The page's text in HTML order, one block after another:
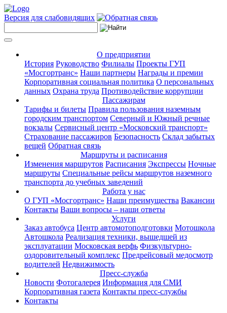
Версия для слабовидящих
О предприятии
История Руководство Филиалы Проекты ГУП
«Мосгортранс» Наши партнеры Награды и премии
Корпоративная социальная политика О персональных
данных Охрана труда Противодействие коррупции
Пассажирам
Тарифы и билеты Правила пользования наземным
городским транспортом Северный и Южный речные
вокзалы Сервисный центр «Московский транспорт»
Страхование пассажиров Безопасность Склад забытых
вещей Обратная связь
Маршруты и расписания
Изменения маршрутов Расписания Экспрессы Ночные
маршруты Специальные рейсы маршрутов наземного
транспорта до учебных заведений
Работа у нас
О ГУП «Мосгортранс» Наши преимущества Вакансии
Контакты Ваши вопросы – наши ответы
Услуги
Заказ автобуса Центр автомотоподготовки Мотошкола
Автошкола Реализация техники, вышедшей из
эксплуатации Московская верфь Физкультурно-
оздоровительный комплекс Предрейсовый медосмотр
водителей Недвижимость
Пресс-служба
Новости Фотогалерея Информация для СМИ
Корпоративная газета Контакты пресс-службы
Контакты